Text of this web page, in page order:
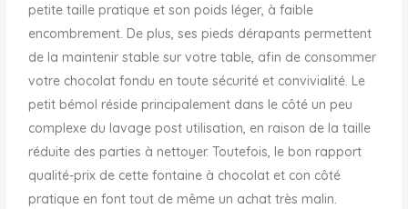
petite taille pratique et son poids léger, à faible
encombrement. De plus, ses pieds dérapants permettent
de la maintenir stable sur votre table, afin de consommer
votre chocolat fondu en toute sécurité et convivialité. Le
petit bémol réside principalement dans le côté un peu
complexe du lavage post utilisation, en raison de la taille
réduite des parties à nettoyer. Toutefois, le bon rapport
qualité-prix de cette fontaine à chocolat et con côté
pratique en font tout de même un achat très malin.